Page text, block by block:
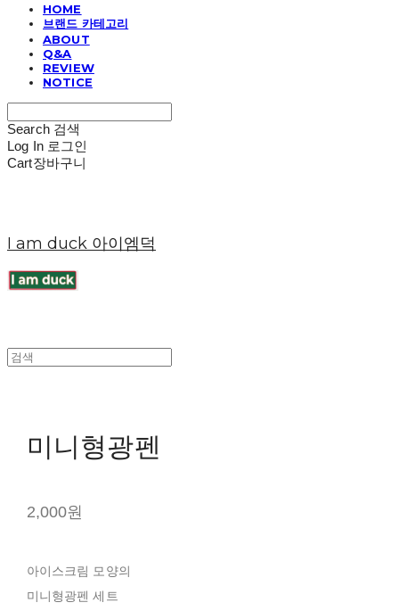
HOME
브랜드 카테고리
ABOUT
Q&A
REVIEW
NOTICE
Search 검색
Log In 로그인
Cart장바구니
I am duck 아이엠덕
미니형광펜
2,000원
아이스크림 모양의
미니형광펜 세트